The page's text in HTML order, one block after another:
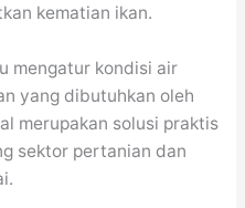
kematian ikan.
mengatur kondisi air
yang dibutuhkan oleh
merupakan solusi praktis
sektor pertanian dan